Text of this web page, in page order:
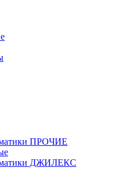
ПРОЧИЕ
ДЖИЛЕКС